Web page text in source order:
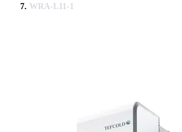
WRA-L11-1